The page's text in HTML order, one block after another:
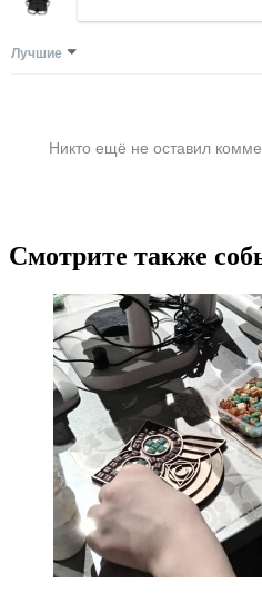
Лучшие
Никто ещё не оставил
Смотрите также